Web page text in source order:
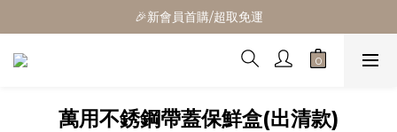
🎁全館消費滿1300立折100
🎉新會員首購/超取免運
🚛全館滿$799超取免運  $1500宅配免運
萬用不銹鋼帶蓋保鮮盒(出清款)